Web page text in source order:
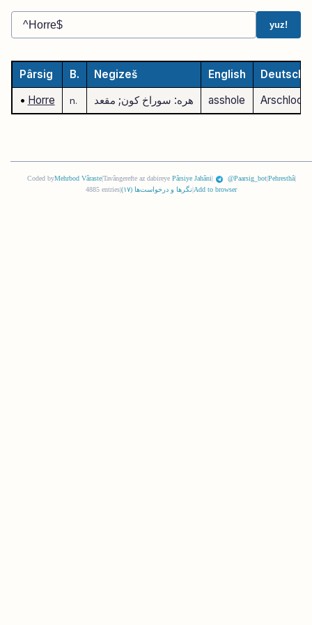
yuz!
Pârsig B. Negizeš English
Deutsch
• Horre n. هره: سوراخ کون; مقعد asshole Arschloch
Coded byMehrbod Vâraste|Tavângerefte az dabireye Pârsiye Jahâni| @Paarsig_bot|Pehresthâ|
4885 entries
نگرها و درخواست‌ها (١٧) Add to browser